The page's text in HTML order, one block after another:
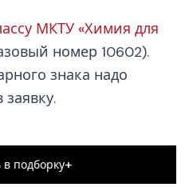
МКТУ «Химия для
номер 10602).
знака надо
подборку+